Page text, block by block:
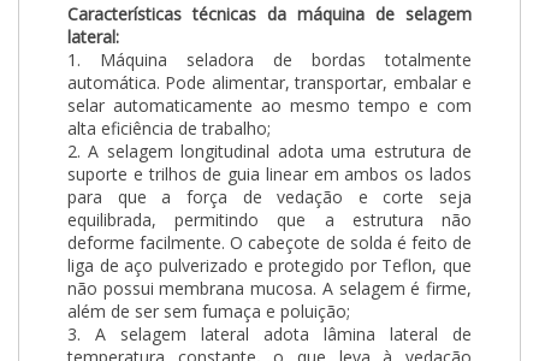
Características técnicas da máquina de selagem
lateral:
1. Máquina seladora de bordas totalmente
automática. Pode alimentar, transportar, embalar e
selar automaticamente ao mesmo tempo e com
alta eficiência de trabalho;
2. A selagem longitudinal adota uma estrutura de
suporte e trilhos de guia linear em ambos os lados
para que a força de vedação e corte seja
equilibrada, permitindo que a estrutura não
deforme facilmente. O cabeçote de solda é feito de
liga de aço pulverizado e protegido por Teflon, que
não possui membrana mucosa. A selagem é firme,
além de ser sem fumaça e poluição;
3. A selagem lateral adota lâmina lateral de